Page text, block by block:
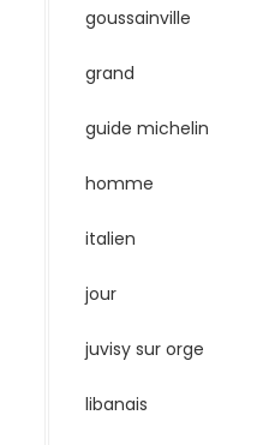
goussainville
grand
guide michelin
homme
italien
jour
juvisy sur orge
libanais